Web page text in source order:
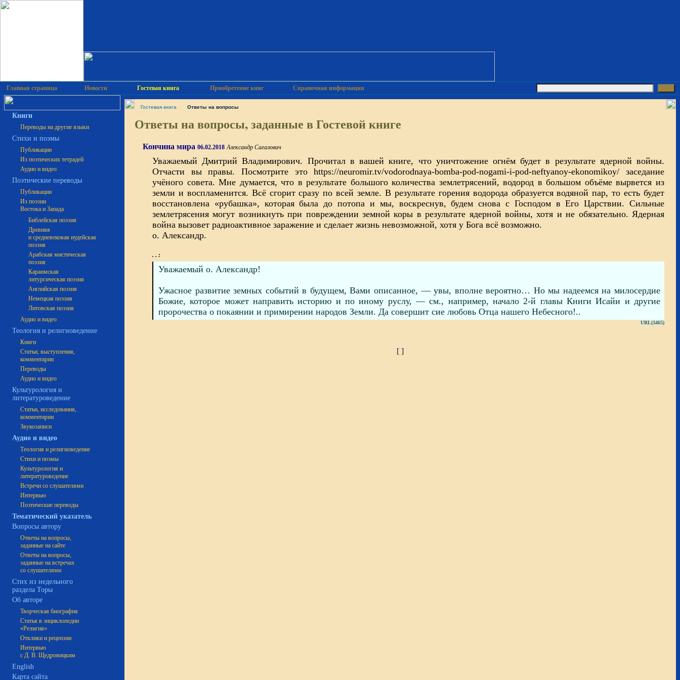
Главная страница Новости Гостевая книга Приобретение книг Справочная информация
Книги
Переводы на другие языки
Cтихи и поэмы
Публикации
Из поэтических тетрадей
Аудио и видео
Поэтические переводы
Публикации
Из поэзии
Востока и Запада
Библейская поэзия
Древняя
и средневековая иудейская
поэзия
Арабская мистическая
поэзия
Караимская
литургическая поэзия
Английская поэзия
Немецкая поэзия
Литовская поэзия
Аудио и видео
Теология и религиоведение
Книги
Статьи, выступления,
комментарии
Переводы
Аудио и видео
Культурология и
литературоведение
Статьи, исследования,
комментарии
Звукозаписи
Аудио и видео
Теология и религиоведение
Стихи и поэмы
Культурология и
литературоведение
Встречи со слушателями
Интервью
Поэтические переводы
Тематический указатель
Вопросы автору
Ответы на вопросы,
заданные на сайте
Ответы на вопросы,
заданные на встречах
со слушателями
Стих из недельного
раздела Торы
Об авторе
Творческая биография
Статья в энциклопедии
«Религия»
Отклики и рецензии
Интервью
с Д. В. Щедровицким
English
Карта сайта
Гостевая книга Ответы на вопросы
Ответы на вопросы, заданные в Гостевой книге
Кончина мира 06.02.2018 Александр Сагалович
Уважаемый Дмитрий Владимирович. Прочитал в вашей книге, что уничтожение огнём будет в результате ядерной войны.
Отчасти вы правы. Посмотрите это https://neuromir.tv/vodorodnaya-bomba-pod-nogami-i-pod-neftyanoy-ekonomikoy/ заседание
учёного совета. Мне думается, что в результате большого количества землетрясений, водород в большом объёме вырвется из
земли и воспламенится. Всё сгорит сразу по всей земле. В результате горения водорода образуется водяной пар, то есть будет
восстановлена «рубашка», которая была до потопа и мы, воскреснув, будем снова с Господом в Его Царствии. Сильные
землетрясения могут возникнуть при повреждении земной коры в результате ядерной войны, хотя и не обязательно. Ядерная
война вызовет радиоактивное заражение и сделает жизнь невозможной, хотя у Бога всё возможно.
о. Александр.
. . :
Уважаемый о. Александр!
Ужасное развитие земных событий в будущем, Вами описанное, — увы, вполне вероятно… Но мы надеемся на милосердие
Божие, которое может направить историю и по иному руслу, — см., например, начало 2-й главы Книги Исайи и другие
пророчества о покаянии и примирении народов Земли. Да совершит сие любовь Отца нашего Небесного!..
URL(3465)
[ ]